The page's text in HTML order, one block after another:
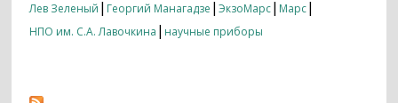
Лев Зеленый | Георгий Манагадзе |ЭкзоМарс| Марс|
НПО им. С.А. Лавочкина | научные приборы